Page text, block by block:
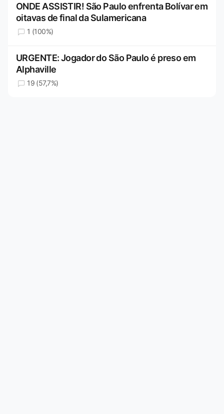
ONDE ASSISTIR! São Paulo enfrenta Bolívar em
oitavas de final da Sulamericana
1 (100%)
URGENTE: Jogador do São Paulo é preso em
Alphaville
19 (57,7%)